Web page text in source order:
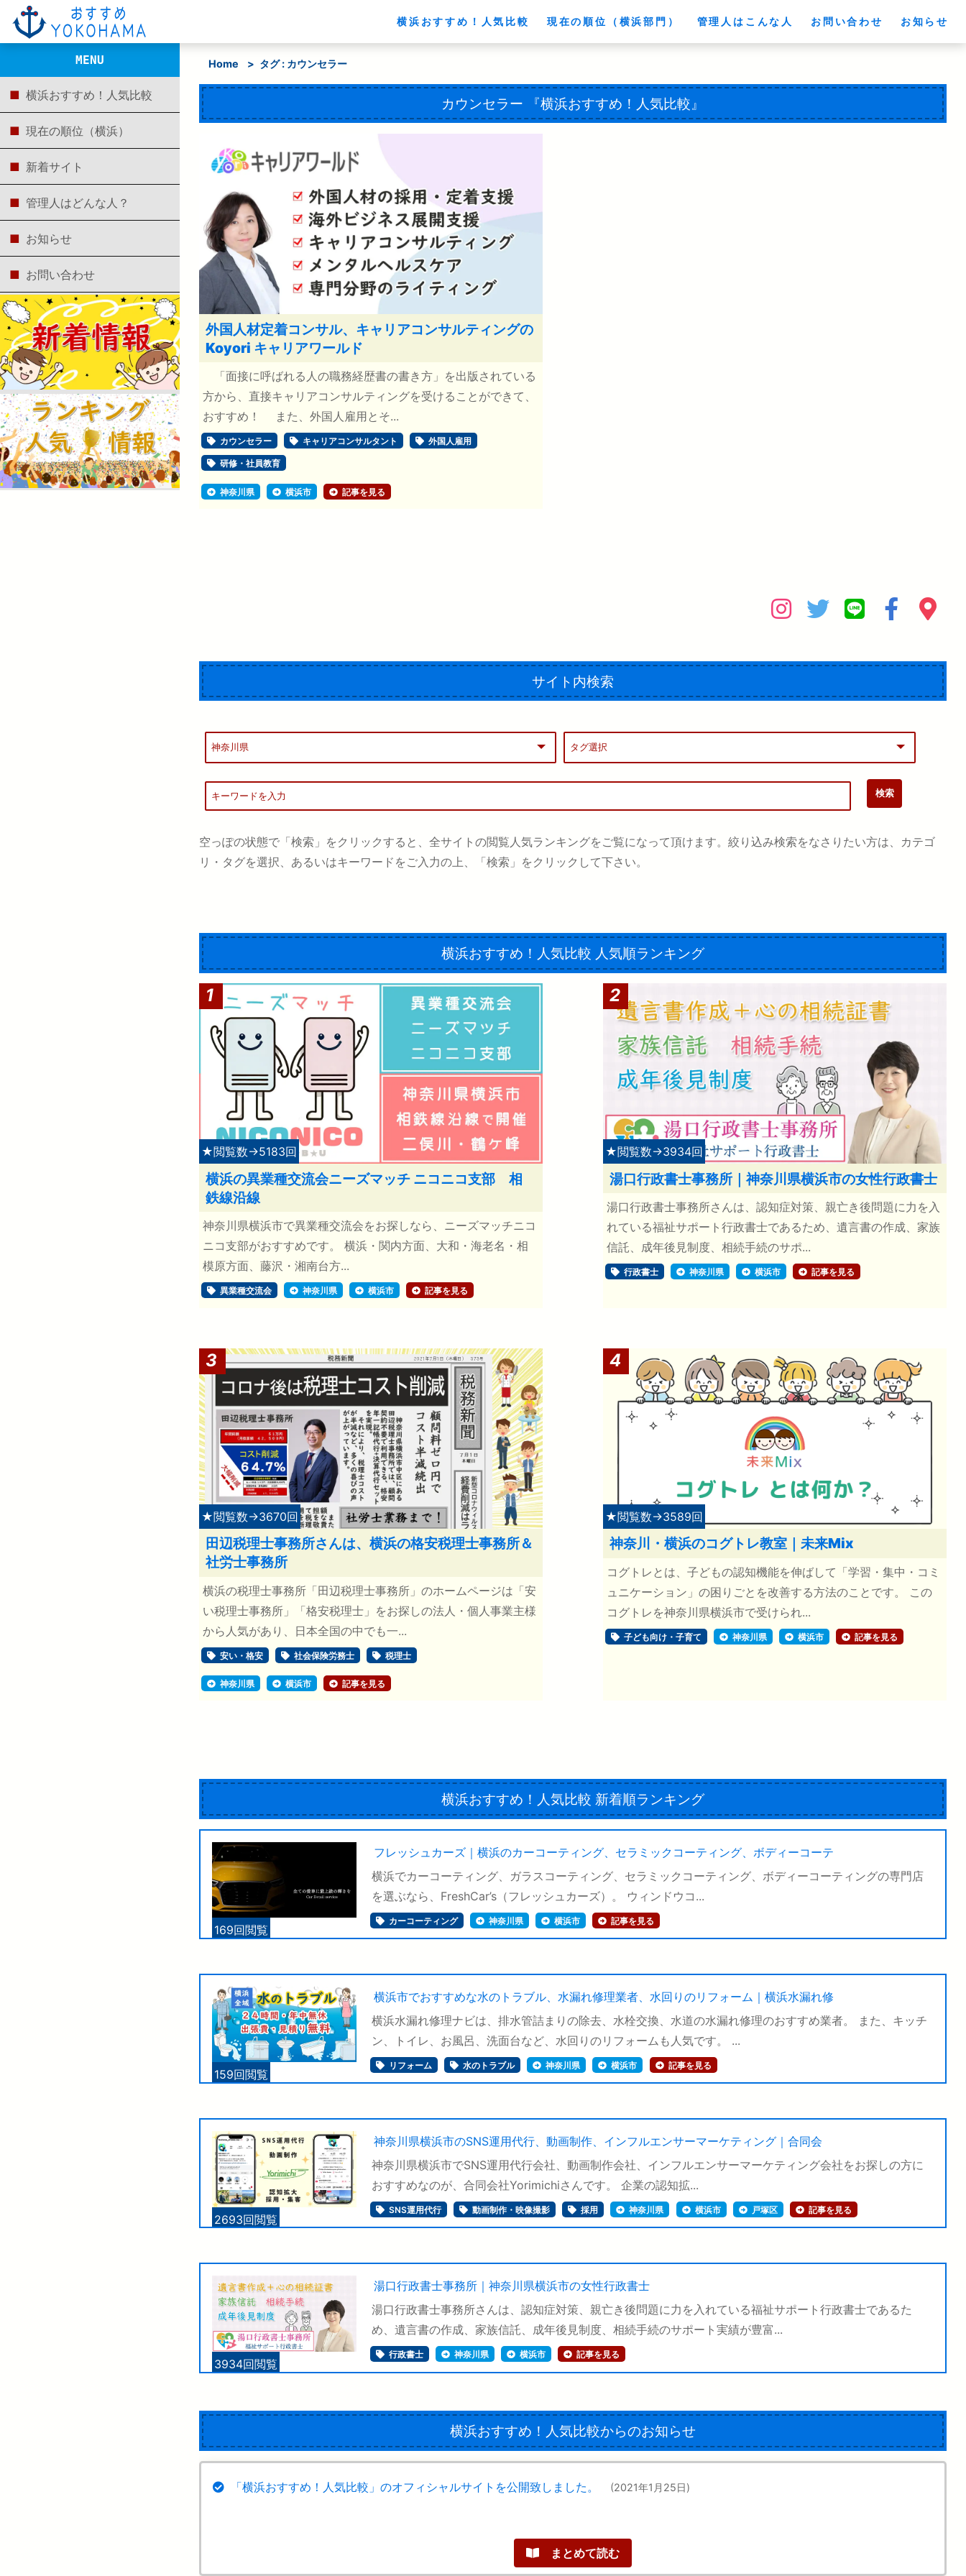
横浜おすすめ！人気比較 現在の順位（横浜部門） 管理人はこんな人 お問い合わせ お知らせ
Home > タグ : カウンセラー
カウンセラー 『横浜おすすめ！人気比較』
外国人材定着コンサル、キャリアコンサルティングの
Koyori キャリアワールド
「面接に呼ばれる人の職務経歴書の書き方」を出版されている
方から、直接キャリアコンサルティングを受けることができて、
おすすめ！ また、外国人雇用とそ...
カウンセラー キャリアコンサルタント 外国人雇用
研修・社員教育
神奈川県 横浜市 記事を見る
サイト内検索
空っぽの状態で「検索」をクリックすると、全サイトの閲覧人気ランキングをご覧になって頂けます。絞り込み検索をなさりたい方は、カテゴ
リ・タグを選択、あるいはキーワードをご入力の上、「検索」をクリックして下さい。
横浜おすすめ！人気比較 人気順ランキング
1
★閲覧数→5183回
横浜の異業種交流会ニーズマッチ ニコニコ支部 相
鉄線沿線
神奈川県横浜市で異業種交流会をお探しなら、ニーズマッチニコ
ニコ支部がおすすめです。 横浜・関内方面、大和・海老名・相
模原方面、藤沢・湘南台方...
異業種交流会 神奈川県 横浜市 記事を見る
2
★閲覧数→3934回
湯口行政書士事務所｜神奈川県横浜市の女性行政書士
湯口行政書士事務所さんは、認知症対策、親亡き後問題に力を入
れている福祉サポート行政書士であるため、遺言書の作成、家族
信託、成年後見制度、相続手続のサポ...
行政書士 神奈川県 横浜市 記事を見る
3
★閲覧数→3670回
田辺税理士事務所さんは、横浜の格安税理士事務所＆
社労士事務所
横浜の税理士事務所「田辺税理士事務所」のホームページは「安
い税理士事務所」「格安税理士」をお探しの法人・個人事業主様
から人気があり、日本全国の中でも一...
安い・格安 社会保険労務士 税理士
神奈川県 横浜市 記事を見る
4
★閲覧数→3589回
神奈川・横浜のコグトレ教室｜未来Mix
コグトレとは、子どもの認知機能を伸ばして「学習・集中・コミ
ュニケーション」の困りごとを改善する方法のことです。 この
コグトレを神奈川県横浜市で受けられ...
子ども向け・子育て 神奈川県 横浜市 記事を見る
横浜おすすめ！人気比較 新着順ランキング
169回閲覧
フレッシュカーズ｜横浜のカーコーティング、セラミックコーティング、ボディーコーテ
横浜でカーコーティング、ガラスコーティング、セラミックコーティング、ボディーコーティングの専門店
を選ぶなら、FreshCar’s（フレッシュカーズ）。 ウィンドウコ...
カーコーティング 神奈川県 横浜市 記事を見る
159回閲覧
横浜市でおすすめな水のトラブル、水漏れ修理業者、水回りのリフォーム｜横浜水漏れ修
横浜水漏れ修理ナビは、排水管詰まりの除去、水栓交換、水道の水漏れ修理のおすすめ業者。 また、キッチ
ン、トイレ、お風呂、洗面台など、水回りのリフォームも人気です。 ...
リフォーム 水のトラブル 神奈川県 横浜市 記事を見る
2693回閲覧
神奈川県横浜市のSNS運用代行、動画制作、インフルエンサーマーケティング｜合同会
神奈川県横浜市でSNS運用代行会社、動画制作会社、インフルエンサーマーケティング会社をお探しの方に
おすすめなのが、合同会社Yorimichiさんです。 企業の認知拡...
SNS運用代行 動画制作・映像撮影 採用 神奈川県 横浜市 戸塚区 記事を見る
3934回閲覧
湯口行政書士事務所｜神奈川県横浜市の女性行政書士
湯口行政書士事務所さんは、認知症対策、親亡き後問題に力を入れている福祉サポート行政書士であるた
め、遺言書の作成、家族信託、成年後見制度、相続手続のサポート実績が豊富...
行政書士 神奈川県 横浜市 記事を見る
横浜おすすめ！人気比較からのお知らせ
「横浜おすすめ！人気比較」のオフィシャルサイトを公開致しました。 (2021年1月25日)
まとめて読む
MENU
横浜おすすめ！人気比較
現在の順位（横浜）
新着サイト
管理人はどんな人？
お知らせ
お問い合わせ